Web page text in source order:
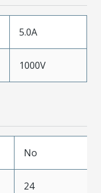
5.0A
1000V
No
24